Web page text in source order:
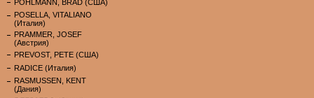
POHLMANN, BRAD (США)
POSELLA, VITALIANO
(Италия)
PRAMMER, JOSEF
(Австрия)
PREVOST, PETE (США)
RADICE (Италия)
RASMUSSEN, KENT
(Дания)